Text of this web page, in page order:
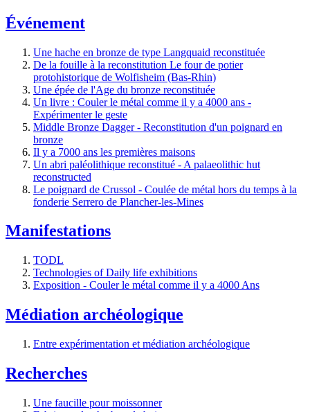
Événement
Une hache en bronze de type Langquaid reconstituée
De la fouille à la reconstitution Le four de potier
protohistorique de Wolfisheim (Bas-Rhin)
Une épée de l'Age du bronze reconstituée
Un livre : Couler le métal comme il y a 4000 ans -
Expérimenter le geste
Middle Bronze Dagger - Reconstitution d'un poignard en
bronze
Il y a 7000 ans les premières maisons
Un abri paléolithique reconstitué - A palaeolithic hut
reconstructed
Le poignard de Crussol - Coulée de métal hors du temps à la
fonderie Serrero de Plancher-les-Mines
Manifestations
TODL
Technologies of Daily life exhibitions
Exposition - Couler le métal comme il y a 4000 Ans
Médiation archéologique
Entre expérimentation et médiation archéologique
Recherches
Une faucille pour moissonner